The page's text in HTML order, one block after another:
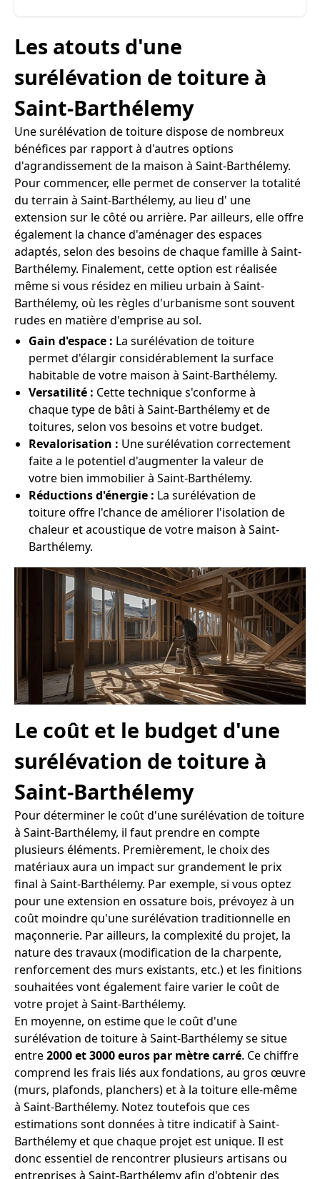
Les atouts d'une
surélévation de toiture à
Saint-Barthélemy
Une surélévation de toiture dispose de nombreux
bénéfices par rapport à d'autres options
d'agrandissement de la maison à Saint-Barthélemy.
Pour commencer, elle permet de conserver la totalité
du terrain à Saint-Barthélemy, au lieu d' une
extension sur le côté ou arrière. Par ailleurs, elle offre
également la chance d'aménager des espaces
adaptés, selon des besoins de chaque famille à Saint-
Barthélemy. Finalement, cette option est réalisée
même si vous résidez en milieu urbain à Saint-
Barthélemy, où les règles d'urbanisme sont souvent
rudes en matière d'emprise au sol.
Gain d'espace : La surélévation de toiture
permet d'élargir considérablement la surface
habitable de votre maison à Saint-Barthélemy.
Versatilité : Cette technique s'conforme à
chaque type de bâti à Saint-Barthélemy et de
toitures, selon vos besoins et votre budget.
Revalorisation : Une surélévation correctement
faite a le potentiel d'augmenter la valeur de
votre bien immobilier à Saint-Barthélemy.
Réductions d'énergie : La surélévation de
toiture offre l'chance de améliorer l'isolation de
chaleur et acoustique de votre maison à Saint-
Barthélemy.
Le coût et le budget d'une
surélévation de toiture à
Saint-Barthélemy
Pour déterminer le coût d'une surélévation de toiture
à Saint-Barthélemy, il faut prendre en compte
plusieurs éléments. Premièrement, le choix des
matériaux aura un impact sur grandement le prix
final à Saint-Barthélemy. Par exemple, si vous optez
pour une extension en ossature bois, prévoyez à un
coût moindre qu'une surélévation traditionnelle en
maçonnerie. Par ailleurs, la complexité du projet, la
nature des travaux (modification de la charpente,
renforcement des murs existants, etc.) et les finitions
souhaitées vont également faire varier le coût de
votre projet à Saint-Barthélemy.
En moyenne, on estime que le coût d'une
surélévation de toiture à Saint-Barthélemy se situe
entre2000 et 3000 euros par mètre carré. Ce chiffre
comprend les frais liés aux fondations, au gros œuvre
(murs, plafonds, planchers) et à la toiture elle-même
à Saint-Barthélemy. Notez toutefois que ces
estimations sont données à titre indicatif à Saint-
Barthélemy et que chaque projet est unique. Il est
donc essentiel de rencontrer plusieurs artisans ou
entreprises à Saint-Barthélemy afin d'obtenir des